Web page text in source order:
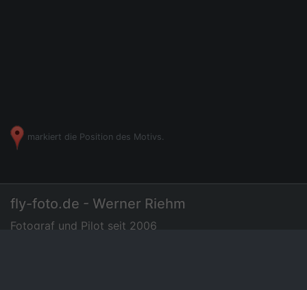
markiert die Position des Motivs.
fly-foto.de - Werner Riehm
Fotograf und Pilot seit 2006